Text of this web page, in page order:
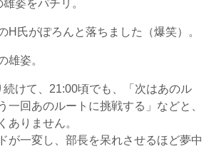
姿をパチリ。
H氏がぽろんと落ちました（爆笑）。
雄姿。
けて、21:00頃でも、「次はあのル
一回あのルートに挑戦する」などと、
ありません。
が一変し、部長を呆れさせるほど夢中